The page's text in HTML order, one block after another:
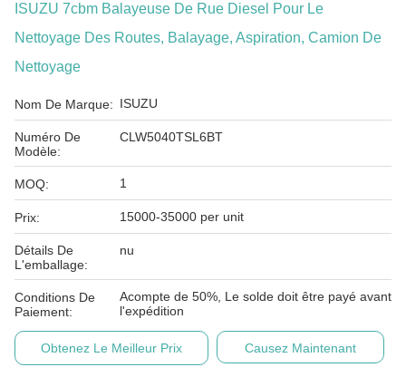
ISUZU 7cbm Balayeuse De Rue Diesel Pour Le
Nettoyage Des Routes, Balayage, Aspiration, Camion De
Nettoyage
Nom De Marque: ISUZU
Numéro De
Modèle:
CLW5040TSL6BT
MOQ: 1
Prix: 15000-35000 per unit
Détails De
L'emballage:
nu
Conditions De
Paiement:
Acompte de 50%, Le solde doit être payé avant
l'expédition
Obtenez Le Meilleur Prix Causez Maintenant